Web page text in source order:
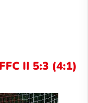
II 5:3 (4:1)